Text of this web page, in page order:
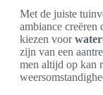
Met de juiste
ambiance
kiezen voor
zijn van een
men altijd op kan